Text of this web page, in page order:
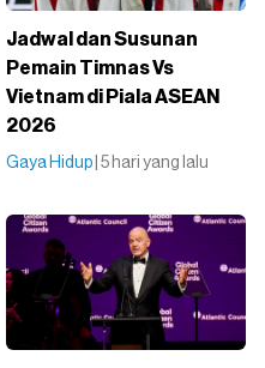
Jadwal dan Susunan
Pemain Timnas Vs
Vietnam di Piala ASEAN
2026
Gaya Hidup | 5 hari yang lalu